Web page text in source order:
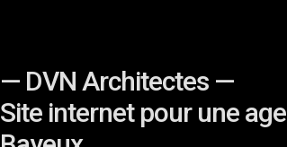
— DVN Architectes —
Site internet pour une